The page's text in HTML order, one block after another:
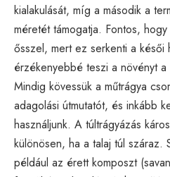
kialakulását, míg a második a
méretét támogatja. Fontos,
ősszel, mert ez serkenti a késői
érzékenyebbé teszi a növényt a
Mindig kövessük a műtrágya
adagolási útmutatót, és inkább
használjunk. A túltrágyázás
különösen, ha a talaj túl száraz.
például az érett komposzt